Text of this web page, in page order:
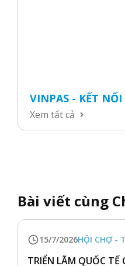
VINPAS - KẾT
Xem tất cả
Bài viết cùng
15/7/2026HỘI CHỢ -
TRIỂN LÃM QUỐC TẾ